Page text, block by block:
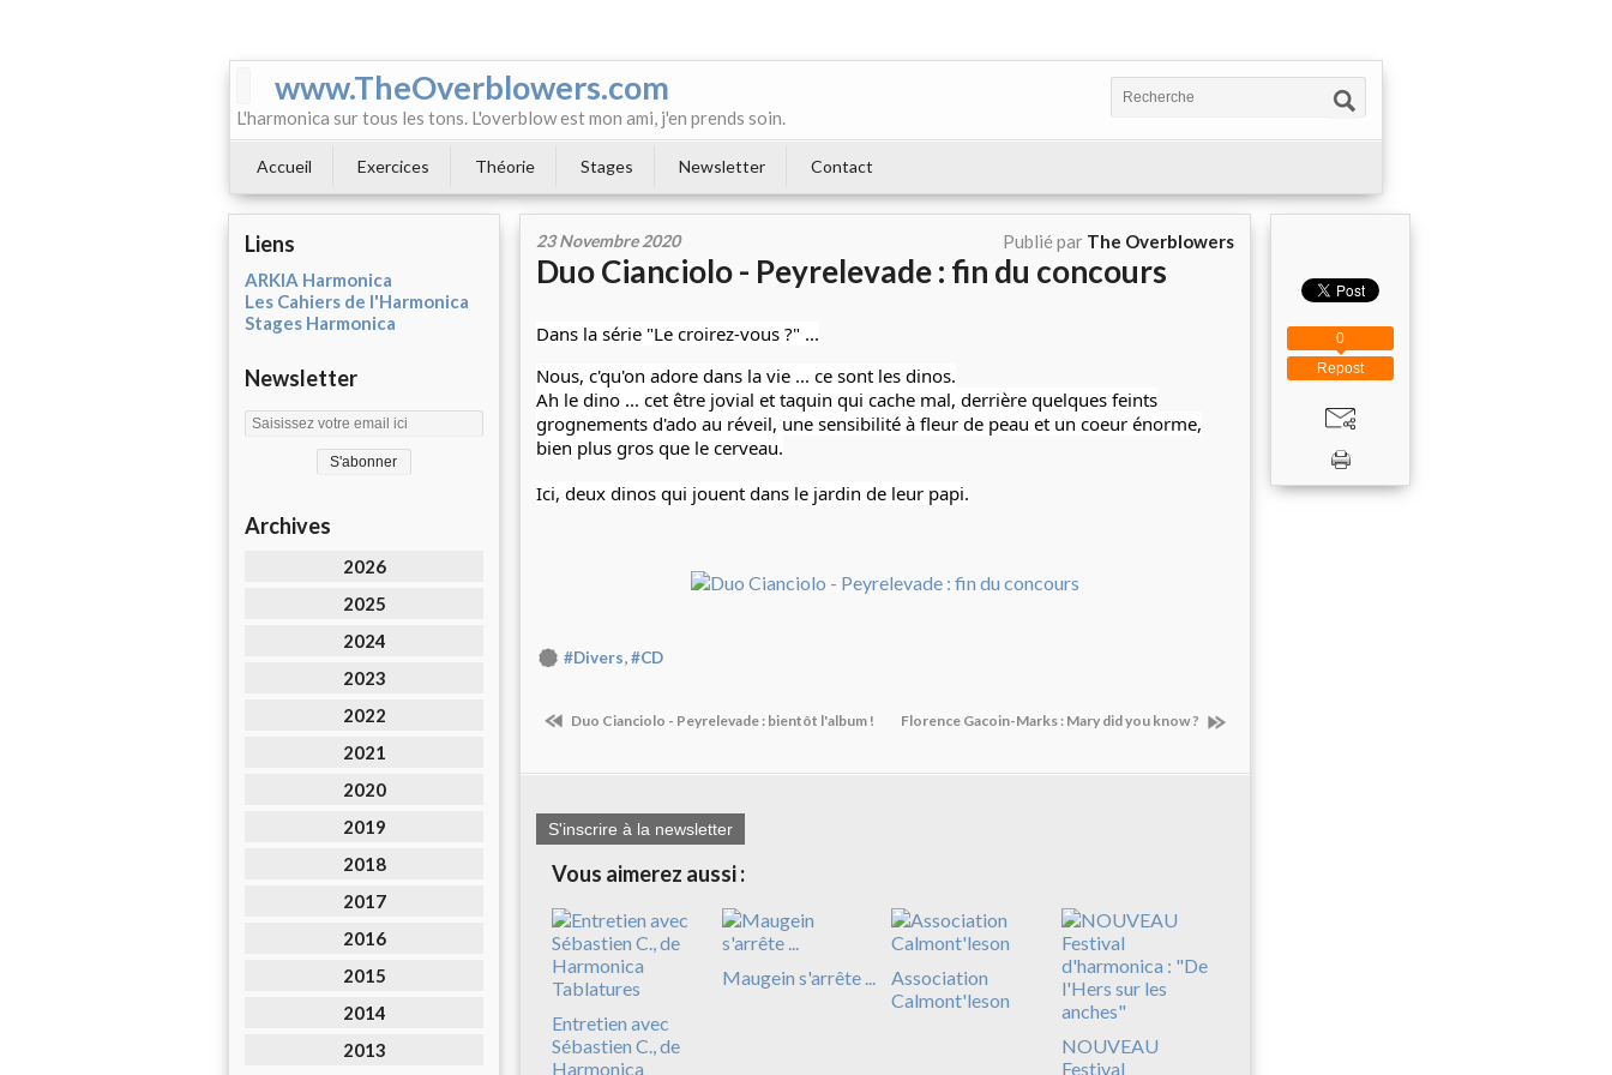
www.TheOverblowers.com
L'harmonica sur tous les tons. L'overblow est mon ami, j'en prends soin.
Accueil Exercices Théorie Stages Newsletter Contact
Liens
ARKIA Harmonica
Les Cahiers de l'Harmonica
Stages Harmonica
Newsletter
Archives
2026
2025
2024
2023
2022
2021
2020
2019
2018
2017
2016
2015
2014
2013
23 Novembre 2020 Publié par The Overblowers
Duo Cianciolo - Peyrelevade : fin du concours
Dans la série "Le croirez-vous ?" ...
Nous, c'qu'on adore dans la vie ... ce sont les dinos.
Ah le dino ... cet être jovial et taquin qui cache mal, derrière quelques feints
grognements d'ado au réveil, une sensibilité à fleur de peau et un coeur énorme,
bien plus gros que le cerveau.
Ici, deux dinos qui jouent dans le jardin de leur papi.
#Divers,#CD
Duo Cianciolo - Peyrelevade : bientôt l'album ! Florence Gacoin-Marks : Mary did you know ?
S'inscrire à la newsletter
Vous aimerez aussi :
Entretien avec
Sébastien C., de
Harmonica
Maugein s'arrête ...
Association
Calmont'leson
NOUVEAU
Festival
Repost
0